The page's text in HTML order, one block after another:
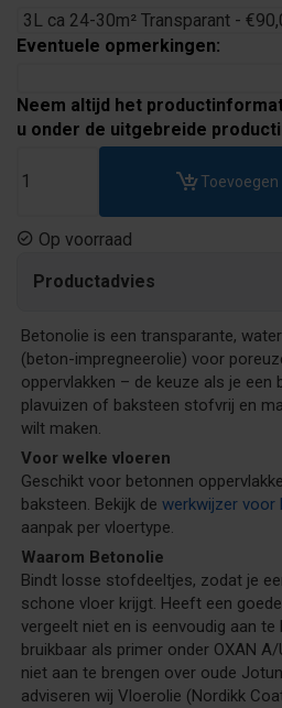
Eventuele opmerkingen:
Neem altijd het
u onder de uitgebreide
Op voorraad
Productadvies
Betonolie is een transparante,
(beton-impregneerolie) voor
oppervlakken – de keuze als je een
plavuizen of baksteen stofvrij en
wilt maken.
Voor welke vloeren
Geschikt voor betonnen
baksteen. Bekijk de werkwijzer voor
aanpak per vloertype.
Waarom Betonolie
Bindt losse stofdeeltjes, zodat je
schone vloer krijgt. Heeft een
vergeelt niet en is eenvoudig aan te
bruikbaar als primer onder OXAN A/
niet aan te brengen over oude
adviseren wij Vloerolie (Nordikk